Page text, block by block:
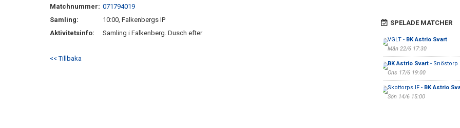
Matchnummer: 071794019
Samling:
10:00, Falkenbergs IP
Aktivitetsinfo:
Samling i Falkenberg. Dusch efter
<< Tillbaka
SPELADE MATCHER
VGLT - BK Astrio Svart
Mån 22/6 17:30
BK Astrio Svart- Snöstorp
Ons 17/6 19:00
Skottorps IF - BK Astrio
Sön 14/6 15:00